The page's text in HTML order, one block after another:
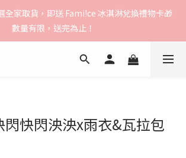
超取（先付款）$1000免運｜貨到付款/宅配
免運｜中港澳順豐$3000免運
全家取貨，即送 Fami!ce 冰淇淋兌換禮物卡🎁
數量有限，送完為止！
：超取（先付款）$1000免運｜貨到付款/宅配
快閃泱泱x雨衣&瓦拉包